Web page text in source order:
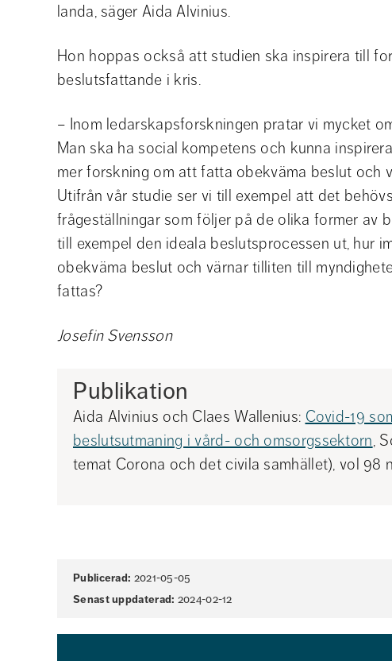
landa, säger Aida Alvinius.
Hon hoppas också att studien ska inspirera till
beslutsfattande i kris.
– Inom ledarskapsforskningen pratar vi mycket
Man ska ha social kompetens och kunna
mer forskning om att fatta obekväma beslut och
Utifrån vår studie ser vi till exempel att det
frågeställningar som följer på de olika former av
till exempel den ideala beslutsprocessen ut, hur
obekväma beslut och värnar tilliten till
fattas?
Josefin Svensson
Publikation
Aida Alvinius och Claes Wallenius: Covid-19
beslutsutmaning i vård- och omsorgssektorn,
temat Corona och det civila samhället), vol 98
Sidinformation
Publicerad: 2021-05-05
Senast uppdaterad: 2024-02-12